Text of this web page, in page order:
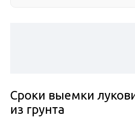
Сроки выемки
из грунта